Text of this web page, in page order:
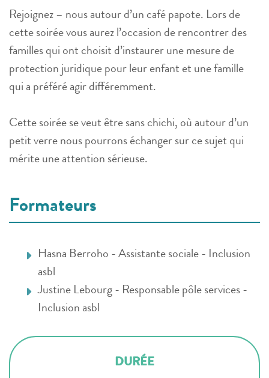
Rejoignez – nous autour d’un café papote. Lors de
cette soirée vous aurez l’occasion de rencontrer des
familles qui ont choisit d’instaurer une mesure de
protection juridique pour leur enfant et une famille
qui a préféré agir différemment.
Cette soirée se veut être sans chichi, où autour d’un
petit verre nous pourrons échanger sur ce sujet qui
mérite une attention sérieuse.
Formateurs
Hasna Berroho - Assistante sociale - Inclusion
asbl
Justine Lebourg - Responsable pôle services -
Inclusion asbl
DURÉE